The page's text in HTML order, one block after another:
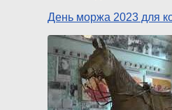
День моржа 2023 для